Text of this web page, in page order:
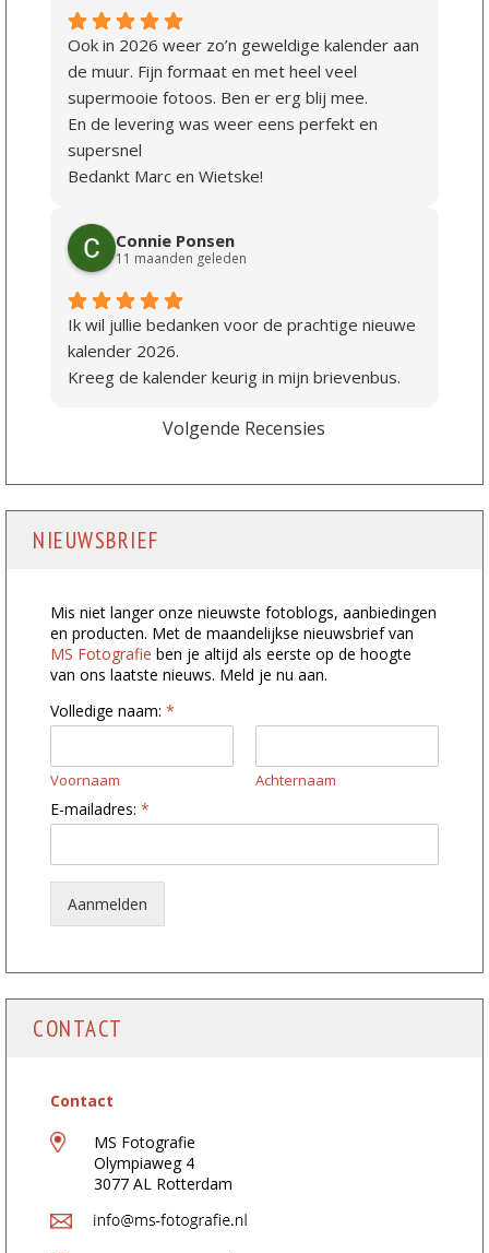
Ook in 2026 weer zo’n geweldige kalender aan
de muur. Fijn formaat en met heel veel
supermooie fotoos. Ben er erg blij mee.
En de levering was weer eens perfekt en
supersnel
Bedankt Marc en Wietske!
Connie Ponsen
11 maanden geleden
Ik wil jullie bedanken voor de prachtige nieuwe
kalender 2026.
Kreeg de kalender keurig in mijn brievenbus.
Volgende Recensies
NIEUWSBRIEF
Mis niet langer onze nieuwste fotoblogs, aanbiedingen
en producten. Met de maandelijkse nieuwsbrief van
MS Fotografie ben je altijd als eerste op de hoogte
van ons laatste nieuws. Meld je nu aan.
Volledige naam:*
Voornaam Achternaam
n
a
m
:
a
*
E-mailadres:*
Aanmelden
CONTACT
Contact
MS Fotografie
Olympiaweg 4
3077 AL Rotterdam